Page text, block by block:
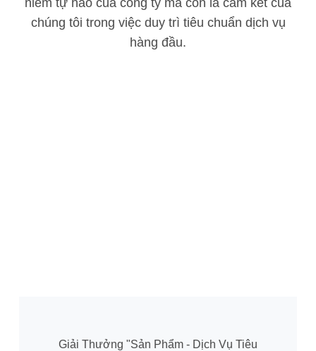
niềm tự hào của công ty mà còn là cam kết của
chúng tôi trong việc duy trì tiêu chuẩn dịch vụ
hàng đầu.
Giải Thưởng "Sản Phẩm - Dịch Vụ Tiêu